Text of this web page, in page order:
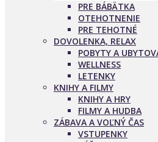
PRE BÁBÄTKA
OTEHOTNENIE
PRE TEHOTNÉ
DOVOLENKA, RELAX
POBYTY A
WELLNESS
LETENKY
KNIHY A FILMY
KNIHY A HRY
FILMY A HUDBA
ZÁBAVA A VOĽNÝ ČAS
VSTUPENKY